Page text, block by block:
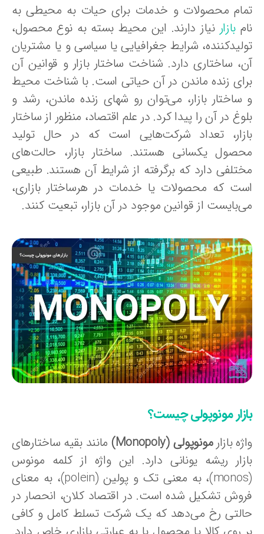
محصولات و خدمات برای حیات به محیطی به
بازار نیاز دارند. این محیط بسته به نوع محصول،
شرایط جغرافیایی یا سیاسی و یا مشتریان
ساختاری دارد. شناخت ساختار بازار و قوانین آن
زنده ماندن در آن حیاتی است. با شناخت محیط
ساختار بازار، می‌توان رو شهای زنده ماندن، رشد و
در آن را پیدا کرد. در علم اقتصاد، منظور از ساختار
تعداد شرکت‌هایی است که در حال تولید
یکسانی هستند. ساختار بازار، حالت‌های
دارد که برگرفته از شرایط آن هستند. طبیعی
که محصولات یا خدمات در هرساختار بازاری،
از قوانین موجود در آن بازار، تبعیت کنند.
مونوپولی چیست؟
بازارمونوپولی (Monopoly)
مانند بقیه ساختارهای
ریشه یونانی دارد. این واژه از کلمه مونوس
(monos)، به معنی تک و پولین (polein)، به معنای
تشکیل شده است. در اقتصاد کلان، انحصار در
رخ می‌دهد که یک شرکت تسلط کامل و کافی